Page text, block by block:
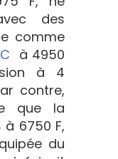
des
comme
à 4950
à 4
contre,
que la
à 6750 F,
du